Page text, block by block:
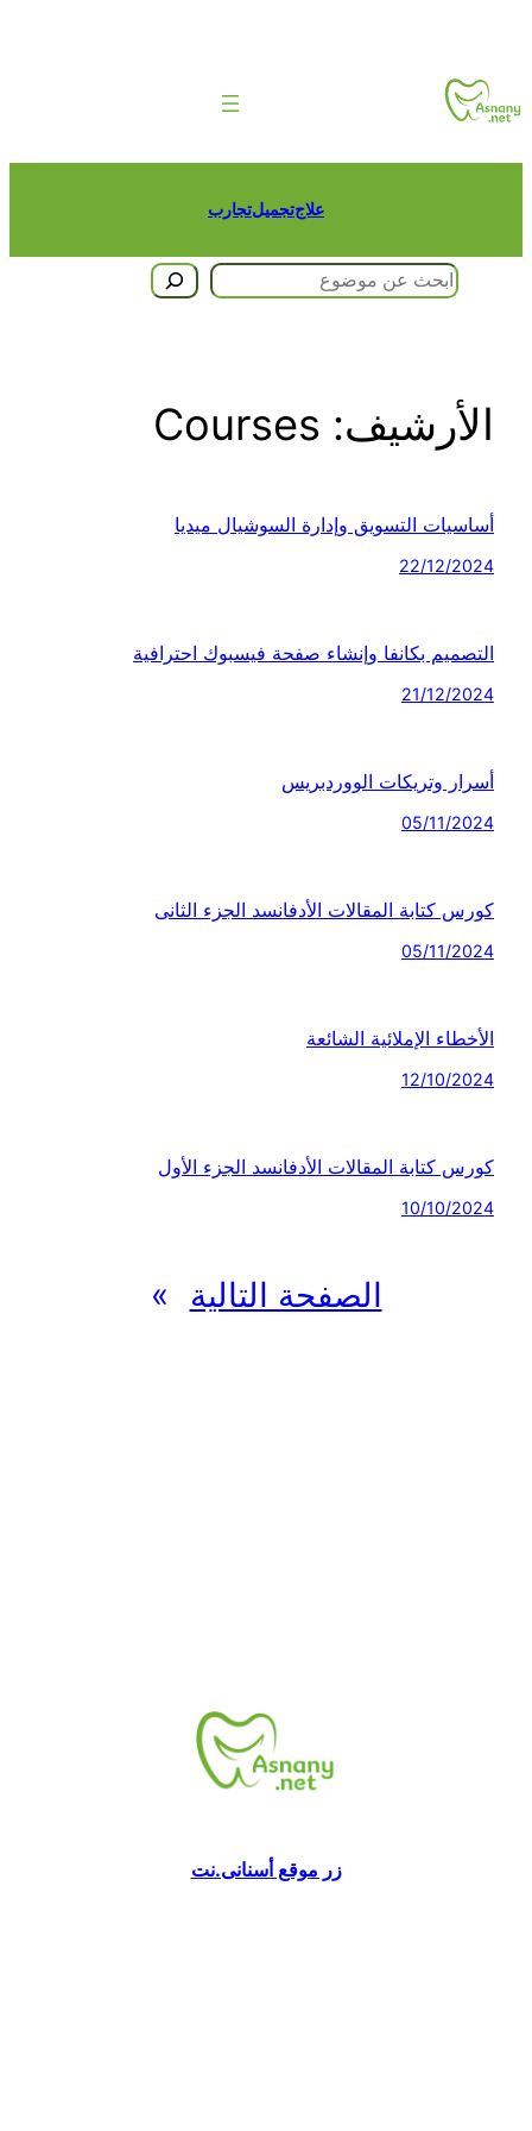
المحتوى
علاجتجميلتجارب
الأرشيف: Courses
أساسيات التسويق وإدارة السوشيال ميديا
22/12/2024
التصميم بكانفا وإنشاء صفحة فيسبوك احترافية
21/12/2024
أسرار وتريكات الووردبريس
05/11/2024
كورس كتابة المقالات الأدفانسد الجزء الثانى
05/11/2024
الأخطاء الإملائية الشائعة
12/10/2024
كورس كتابة المقالات الأدفانسد الجزء الأول
10/10/2024
الصفحة التالية »
زر موقع أسنانى.نت